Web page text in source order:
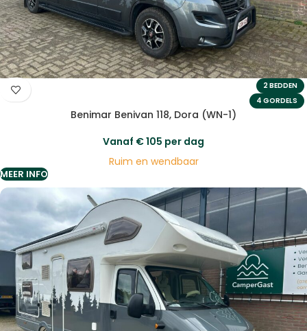
2 BEDDEN
4 GORDELS
Benimar Benivan 118, Dora (WN-1)
Vanaf €105 per dag
Ruim en wendbaar
MEER INFO